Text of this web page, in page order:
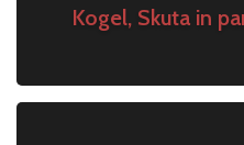
Kogel, Skuta in